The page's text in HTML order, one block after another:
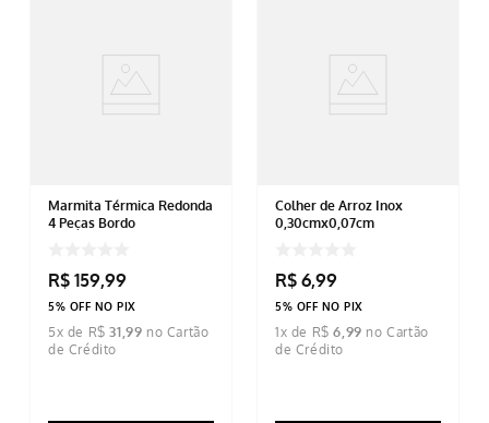
Marmita Térmica Redonda
4 Peças Bordo
R$ 159,99
5% OFF NO PIX
5x de R$ 31,99
Colher de Arroz Inox
0,30cmx0,07cm
R$ 6,99
5% OFF NO PIX
1x de R$ 6,99